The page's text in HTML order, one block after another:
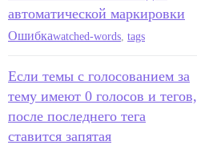
автоматической маркировки
Ошибкаwatched-words tags
Если темы с голосованием за
тему имеют 0 голосов и тегов,
после последнего тега
ставится запятая